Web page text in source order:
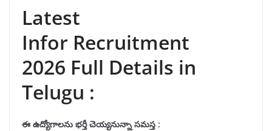
Latest
Infor Recruitment
2026 Full Details in
Telugu :
ఈ ఉద్యోగాలను భర్తీచెయ్యనున్నా సమస్త :